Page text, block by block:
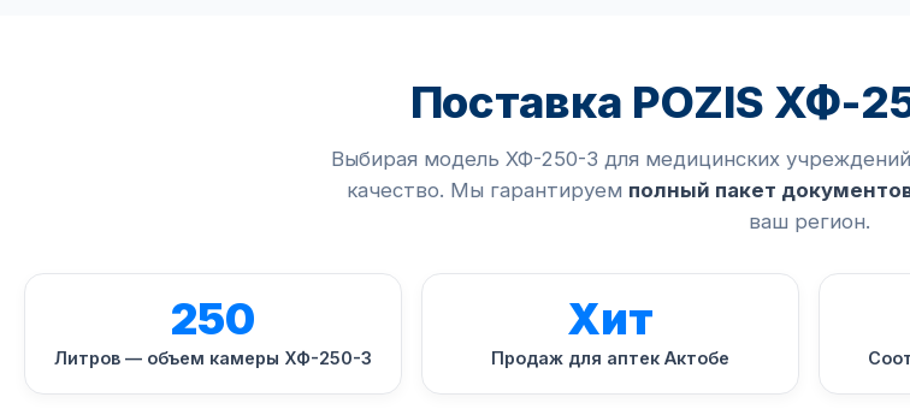
Поставка POZIS ХФ-
Выбирая модель ХФ-250-3 для медицинских
качество. Мы гарантируем полный пакет
ваш регион.
250
Литров — объем камеры ХФ-250-3
Хит
Продаж для аптек Актобе